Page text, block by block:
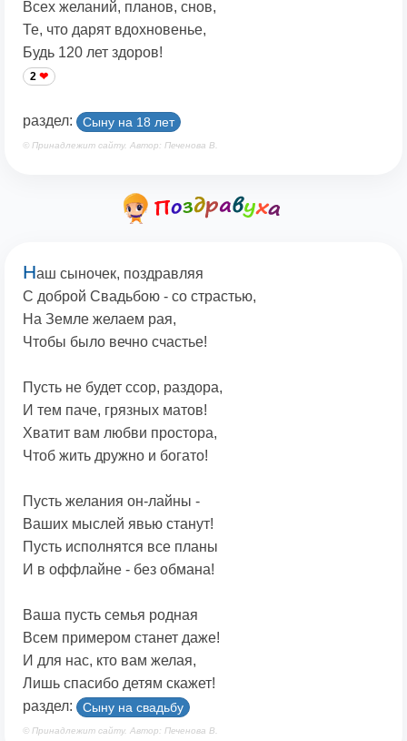
Всех желаний, планов, снов,
Те, что дарят вдохновенье,
Будь 120 лет здоров!
2
раздел: Сыну на 18 лет
© Принадлежит сайту. Автор: Печенова В.
Наш сыночек, поздравляя
С доброй Свадьбою - со страстью,
На Земле желаем рая,
Чтобы было вечно счастье!
Пусть не будет ссор, раздора,
И тем паче, грязных матов!
Хватит вам любви простора,
Чтоб жить дружно и богато!
Пусть желания он-лайны -
Ваших мыслей явью станут!
Пусть исполнятся все планы
И в оффлайне - без обмана!
Ваша пусть семья родная
Всем примером станет даже!
И для нас, кто вам желая,
Лишь спасибо детям скажет!
раздел:
Сыну на свадьбу
© Принадлежит сайту. Автор: Печенова В.